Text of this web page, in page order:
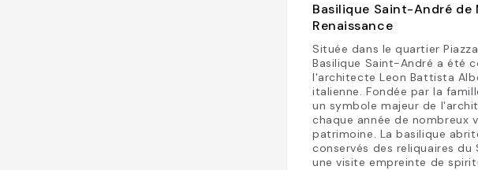
Basilique Saint-André
Renaissance
Située dans le quartier
Basilique Saint-André a été
l'architecte Leon Battista
italienne. Fondée par la
un symbole majeur de
chaque année de nombreux
patrimoine. La basilique
conservés des reliquaires
une visite empreinte de